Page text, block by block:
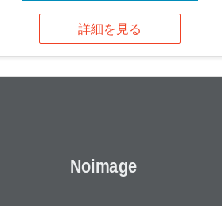
詳細を見る